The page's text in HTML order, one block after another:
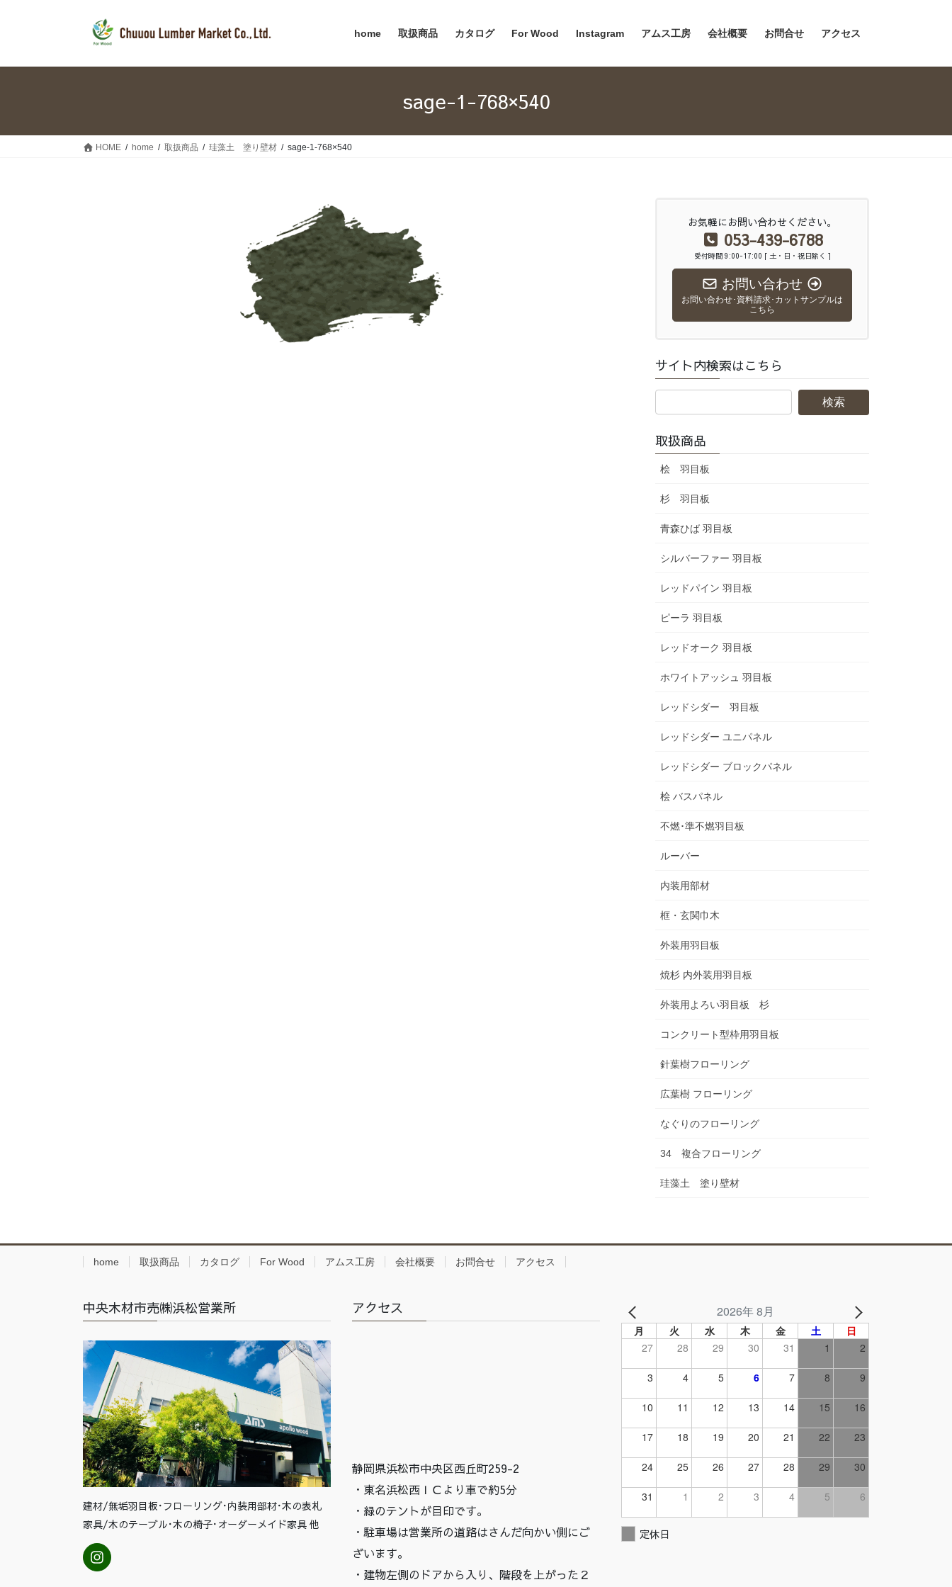
home 取扱商品 カタログ For Wood Instagram アムス工房 会社概要 お問合せ アクセス
sage-1-768×540
HOME home 取扱商品 珪藻土 塗り壁材 sage-1-768×540
お気軽にお問い合わせください。
053-439-6788
受付時間 9:00-17:00 [ 土・日・祝日除く ]
お問い合わせ
お問い合わせ･資料請求･カットサンプルは
こちら
サイト内検索はこちら
取扱商品
桧 羽目板
杉 羽目板
青森ひば 羽目板
シルバーファー 羽目板
レッドパイン 羽目板
ピーラ 羽目板
レッドオーク 羽目板
ホワイトアッシュ 羽目板
レッドシダー 羽目板
レッドシダー ユニパネル
レッドシダー ブロックパネル
桧 バスパネル
不燃･準不燃羽目板
ルーバー
内装用部材
框・玄関巾木
外装用羽目板
焼杉 内外装用羽目板
外装用よろい羽目板 杉
コンクリート型枠用羽目板
針葉樹フローリング
広葉樹 フローリング
なぐりのフローリング
34 複合フローリング
珪藻土 塗り壁材
home 取扱商品 カタログ For Wood アムス工房 会社概要 お問合せ アクセス
中央木材市売㈱浜松営業所
建材/無垢羽目板･フローリング･内装用部材･木の表札
家具/木のテーブル･木の椅子･オーダーメイド家具 他
アクセス
静岡県浜松市中央区西丘町259-2
・東名浜松西ＩＣより車で約5分
・緑のテントが目印です。
・駐車場は営業所の道路はさんだ向かい側にご
ざいます。
・建物左側のドアから入り、階段を上がった２
2026年 8月
月 火 水 木 金 土
日
27
28 29 30 31 1 2
3 4 5 6 7 8 9
10 11 12 13 14 15 16
17 18 19 20 21 22 23
24 25 26 27 28 29 30
31 1 2 3 4 5 6
定休日